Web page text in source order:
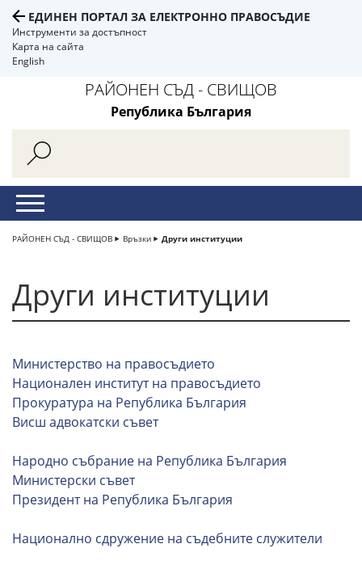
ЕДИНЕН ПОРТАЛ ЗА ЕЛЕКТРОННО ПРАВОСЪДИЕ
Инструменти за достъпност
Карта на сайта
English
РАЙОНЕН СЪД - СВИЩОВ
Република България
РАЙОНЕН СЪД - СВИЩОВ Връзки Други институции
Други институции
Министерство на правосъдието
Национален институт на правосъдието
Прокуратура на Република България
Висш адвокатски съвет
Народно събрание на Република България
Министерски съвет
Президент на Република България
Национално сдружение на съдебните служители